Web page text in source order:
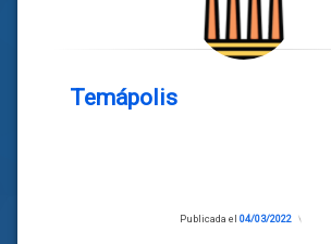
Temápolis
Publicada el 04/03/2022